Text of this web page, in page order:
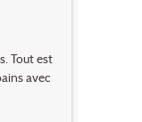
Tout est
avec